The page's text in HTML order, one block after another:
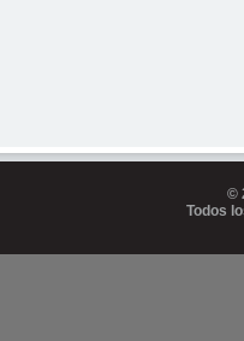
©
Todos